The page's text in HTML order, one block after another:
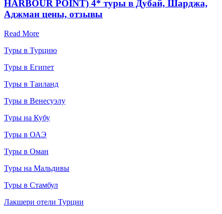
HARBOUR POINT) 4* туры в Дубай, Шарджа,
Аджман цены, отзывы
Read More
Туры в Турцию
Туры в Египет
Туры в Таиланд
Туры в Венесуэлу
Туры на Кубу
Туры в ОАЭ
Туры в Оман
Туры на Мальдивы
Туры в Стамбул
Лакшери отели Турции